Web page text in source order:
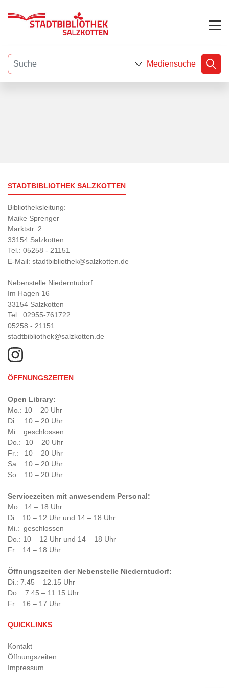
Mediensuche
STADTBIBLIOTHEK SALZKOTTEN
Bibliotheksleitung:
Maike Sprenger
Marktstr. 2
33154 Salzkotten
Tel.: 05258 - 21151
E-Mail: stadtbibliothek@salzkotten.de
Nebenstelle Niederntudorf
Im Hagen 16
33154 Salzkotten
Tel.: 02955-761722
05258 - 21151
stadtbibliothek@salzkotten.de
ÖFFNUNGSZEITEN
Open Library:
Mo.: 10 – 20 Uhr
Di.: 10 – 20 Uhr
Mi.: geschlossen
Do.: 10 – 20 Uhr
Fr.: 10 – 20 Uhr
Sa.: 10 – 20 Uhr
So.: 10 – 20 Uhr
Servicezeiten mit anwesendem Personal:
Mo.: 14 – 18 Uhr
Di.: 10 – 12 Uhr und 14 – 18 Uhr
Mi.: geschlossen
Do.: 10 – 12 Uhr und 14 – 18 Uhr
Fr.: 14 – 18 Uhr
Öffnungszeiten der Nebenstelle Niederntudorf:
Di.: 7.45 – 12.15 Uhr
Do.: 7.45 – 11.15 Uhr
Fr.: 16 – 17 Uhr
QUICKLINKS
Kontakt
Öffnungszeiten
Impressum